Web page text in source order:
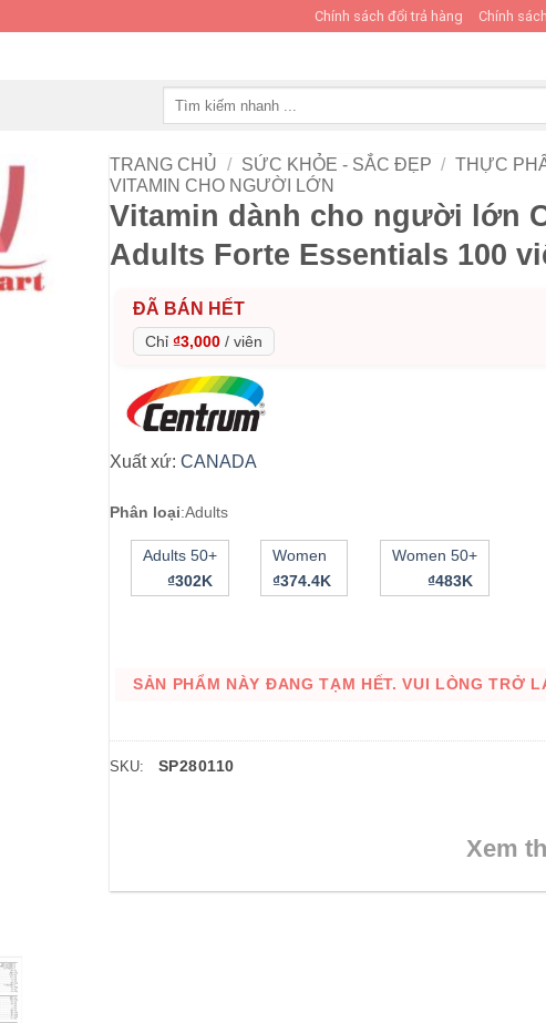
Chính sách đổi trả hàng Chính
TRANG CHỦ / SỨC KHỎE - SẮC ĐẸP / THỰC
VITAMIN CHO NGƯỜI LỚN
Vitamin dành cho người lớn
Adults Forte Essentials 100
ĐÃ BÁN HẾT
Chỉ ₫3,000 / viên
Xuất xứ: CANADA
Phân loại:Adults
Adults 50+
₫302K
Women
₫374.4K
Women 50+
₫483K
SẢN PHẨM NÀY ĐANG TẠM HẾT. VUI LÒNG TRỞ
SKU: SP280110
Xem